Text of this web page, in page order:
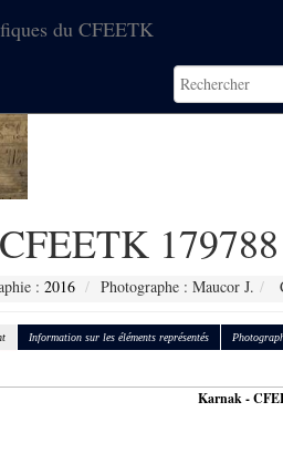
du CFEETK
179788
: 2016 Photographe : Maucor J.
Information sur les éléments représentés